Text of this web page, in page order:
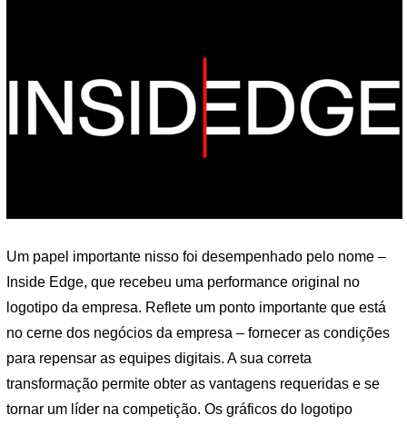
Um papel importante nisso foi desempenhado pelo nome –
Inside Edge, que recebeu uma performance original no
logotipo da empresa. Reflete um ponto importante que está
no cerne dos negócios da empresa – fornecer as condições
para repensar as equipes digitais. A sua correta
transformação permite obter as vantagens requeridas e se
tornar um líder na competição. Os gráficos do logotipo